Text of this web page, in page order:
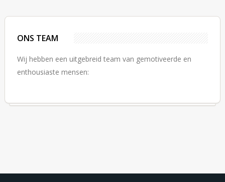
ONS TEAM
Wij hebben een uitgebreid team van gemotiveerde en
enthousiaste mensen: